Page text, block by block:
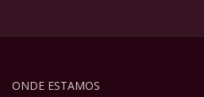
ONDE ESTAMOS